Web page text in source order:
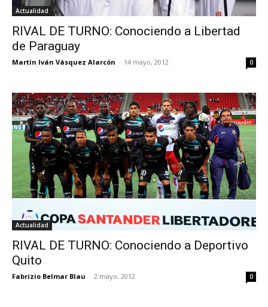
Actualidad
RIVAL DE TURNO: Conociendo a Libertad
de Paraguay
Martín Iván Vásquez Alarcón - 14 mayo, 2012 0
Actualidad
RIVAL DE TURNO: Conociendo a Deportivo
Quito
Fabrizio Belmar Blau - 2 mayo, 2012 0